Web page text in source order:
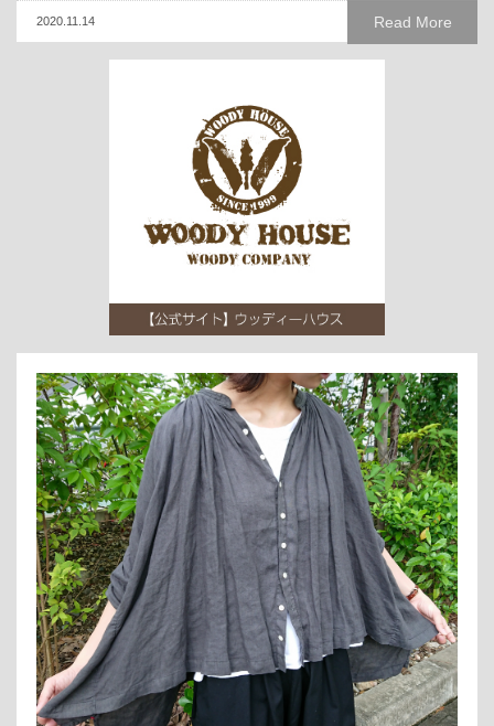
Read More
2020.11.14